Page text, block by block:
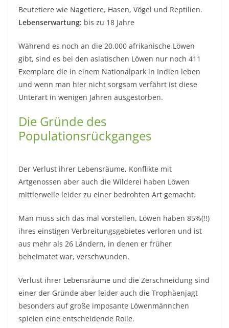
Beutetiere wie Nagetiere, Hasen, Vögel und Reptilien.
Lebenserwartung: bis zu 18 Jahre
Während es noch an die 20.000 afrikanische Löwen
gibt, sind es bei den asiatischen Löwen nur noch 411
Exemplare die in einem Nationalpark in Indien leben
und wenn man hier nicht sorgsam verfährt ist diese
Unterart in wenigen Jahren ausgestorben.
Die Gründe des
Populationsrückganges
Der Verlust ihrer Lebensräume, Konflikte mit
Artgenossen aber auch die Wilderei haben Löwen
mittlerweile leider zu einer bedrohten Art gemacht.
Man muss sich das mal vorstellen, Löwen haben 85%(!!)
ihres einstigen Verbreitungsgebietes verloren und ist
aus mehr als 26 Ländern, in denen er früher
beheimatet war, verschwunden.
Verlust ihrer Lebensräume und die Zerschneidung sind
einer der Gründe aber leider auch die Trophäenjagt
besonders auf große imposante Löwenmännchen
spielen eine entscheidende Rolle.